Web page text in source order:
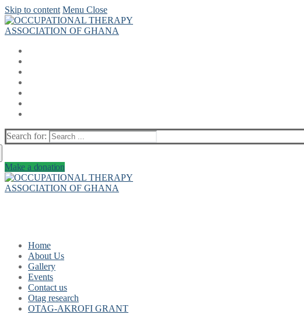
Skip to content Menu Close
Search for:
Make a donation
Home
About Us
Gallery
Events
Contact us
Otag research
OTAG-AKROFI GRANT